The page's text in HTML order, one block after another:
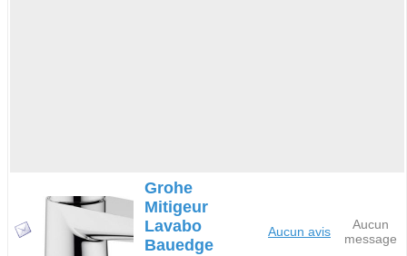
Grohe
Mitigeur
Lavabo
Bauedge
Aucun avis
Aucun
message